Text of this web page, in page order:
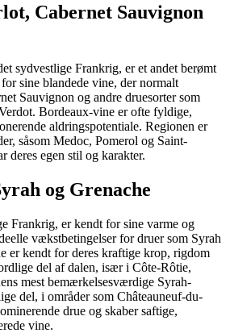
Cabernet Sauvignon
sydvestlige Frankrig, er et andet berømt
sine blandede vine, der normalt
Sauvignon og andre druesorter som
Bordeaux-vine er ofte fyldige,
aldringspotentiale. Regionen er
såsom Medoc, Pomerol og Saint-
deres egen stil og karakter.
og Grenache
Frankrig, er kendt for sine varme og
vækstbetingelser for druer som Syrah
er kendt for deres kraftige krop, rigdom
del af dalen, især i Côte-Rôtie,
mest bemærkelsesværdige Syrah-
del, i områder som Châteauneuf-du-
drue og skaber saftige,
vine.